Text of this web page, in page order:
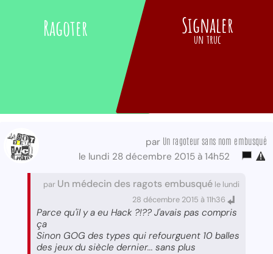
Ragoter Signaler
un truc
par Un ragoteur sans nom embusqué
le lundi 28 décembre 2015 à 14h52
par Un médecin des ragots embusqué le lundi
28 décembre 2015 à 11h36
Parce qu'il y a eu Hack ?!?? J'avais pas compris
ça
Sinon GOG des types qui refourguent 10 balles
des jeux du siècle dernier... sans plus